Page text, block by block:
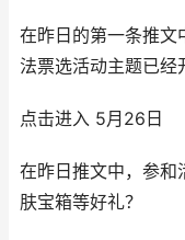
在昨日的第一条推文
法票选活动主题已经
点击进入 5月26日
在昨日推文中，参和
肤宝箱等好礼？